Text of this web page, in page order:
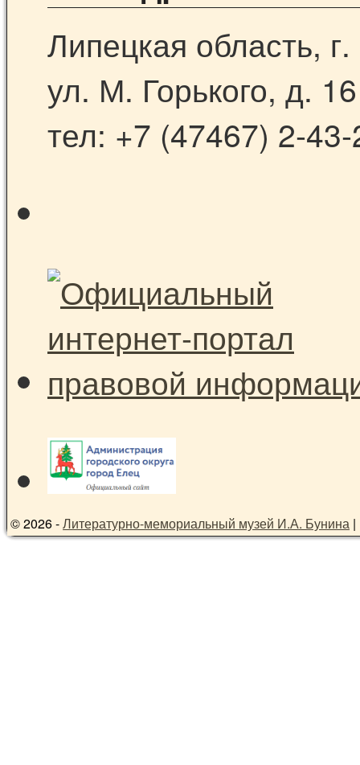
Липецкая область,
ул. М. Горького, д. 16
тел: +7 (47467) 2-
© 2026 -Литературно-мемориальный музей И.А. Бунина |